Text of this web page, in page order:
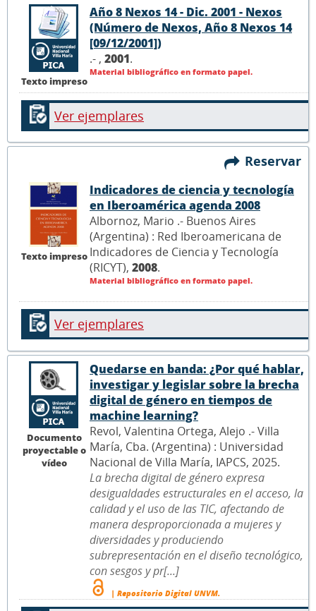
Texto impreso
Año 8 Nexos 14 - Dic. 2001 - Nexos
(Número de Nexos, Año 8 Nexos 14
[09/12/2001])
.- , 2001.
Material bibliográfico en formato papel.
Ver ejemplares
Reservar
Texto impreso
Indicadores de ciencia y tecnología
en Iberoamérica agenda 2008
Albornoz, Mario .- Buenos Aires
(Argentina) : Red Iberoamericana de
Indicadores de Ciencia y Tecnología
(RICYT), 2008.
Material bibliográfico en formato papel.
Ver ejemplares
Documento
proyectable o
vídeo
Quedarse en banda: ¿Por qué hablar,
investigar y legislar sobre la brecha
digital de género en tiempos de
machine learning?
Revol, Valentina Ortega, Alejo .- Villa
María, Cba. (Argentina) : Universidad
Nacional de Villa María, IAPCS, 2025.
La brecha digital de género expresa
desigualdades estructurales en el acceso, la
calidad y el uso de las TIC, afectando de
manera desproporcionada a mujeres y
diversidades y produciendo
subrepresentación en el diseño tecnológico,
con sesgos y pr[...]
| Repositorio Digital UNVM.